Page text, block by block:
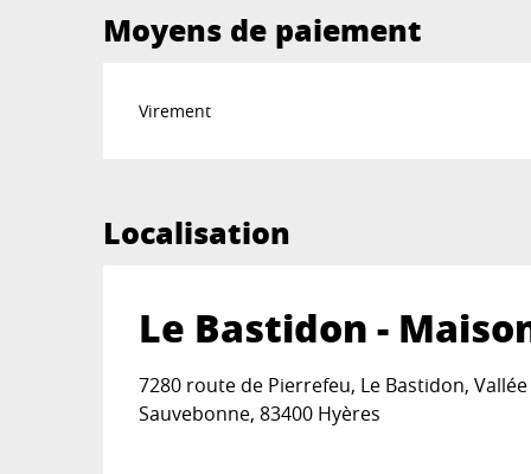
Moyens de paiement
Virement
Localisation
Le Bastidon -
7280 route de Pierrefeu, Le Bastidon,
Sauvebonne, 83400 Hyères